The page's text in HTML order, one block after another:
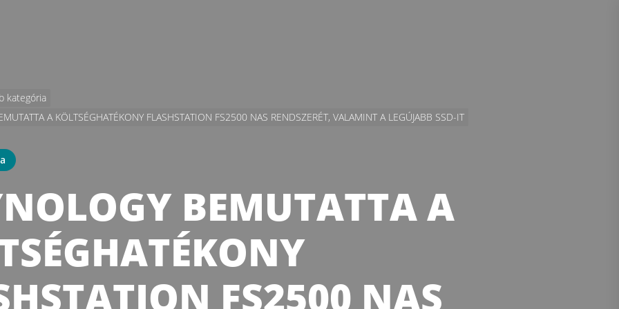
kategória
A KÖLTSÉGHATÉKONY FLASHSTATION FS2500 NAS RENDSZERÉT, VALAMINT A LEGÚJABB SSD-IT
BEMUTATTA A
FS2500 NAS